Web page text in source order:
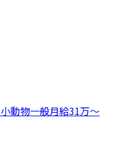
小動物一般月給31万〜